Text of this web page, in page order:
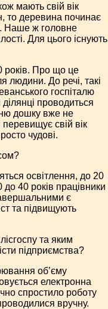
мають свій вік
то деревина починає
Наше ж головне
Для цього існують
років. Про що це
людини. До речі, такі
госпіталю
проводиться
дошку вже не
перевищує свій вік
чудові.
освітлення, до 20
до 40 років працівники
є
та підвищують
та яким
підприємства?
об’єму
електронна
спростило роботу
вручну.